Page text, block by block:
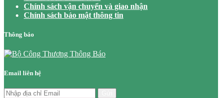
Chính sách vận chuyển và giao nhận
Chính sách bảo mật thông tin
Thông báo
Email liên hệ